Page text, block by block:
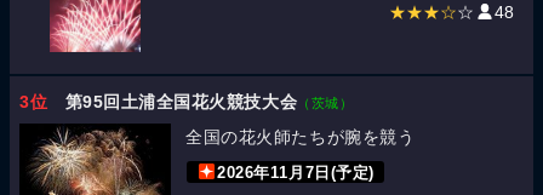
★★★☆☆ 48
3位 第95回土浦全国花火競技大会 （茨城）
全国の花火師たちが腕を競う
2026年11月7日(予定)